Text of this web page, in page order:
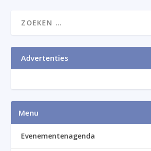
Advertenties
Menu
Evenementenagenda